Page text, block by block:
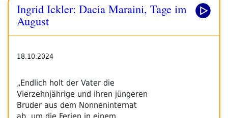
Ingrid Ickler: Dacia Maraini, Tage im
August
18.10.2024
„Endlich holt der Vater die
Vierzehnjährige und ihren jüngeren
Bruder aus dem Nonneninternat
ab, um die Ferien in einem